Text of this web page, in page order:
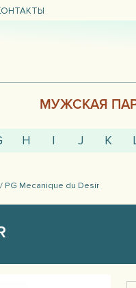
МУЖСКАЯ
H I J K
PG Mecanique du Desir